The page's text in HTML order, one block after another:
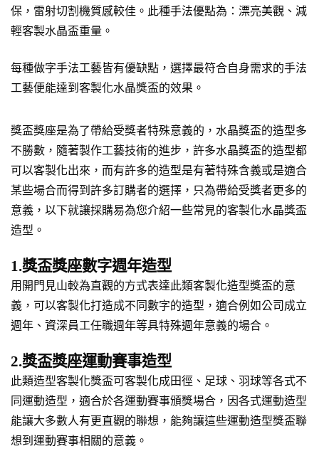
保，雷射切割機質感較佳。此種手法優點為：漂亮美觀、減
輕客製水晶盃重量。
每種做字手法工藝皆有優缺點，選擇最符合自身需求的手法
工藝便能達到客製化水晶獎盃的效果。
獎盃獎座是為了帶給受獎者特殊意義的，水晶獎盃的造型多
不勝數，隨著製作工藝技術的進步，許多水晶獎盃的造型都
可以客製化出來，而有許多的造型是有著特殊含義或是適合
某些場合而得到許多訂購者的選擇，只為帶給受獎者更多的
意義，以下就讓採購易為您介紹一些常見的客製化水晶獎盃
造型。
1.獎盃獎座數字週年造型
用開門見山較為直觀的方式表達此類客製化造型獎盃的意
義，可以客製化打造成不同數字的造型，適合例如公司成立
週年、資深員工任職週年等具特殊週年意義的場合。
2.獎盃獎座運動賽事造型
此類造型客製化獎盃可客製化成田徑、足球、羽球等各式不
同運動造型，適合於各運動賽事頒獎場合，因各式運動造型
能讓大多數人有更直觀的聯想，能夠讓這些運動造型獎盃聯
想到運動賽事相關的意義。